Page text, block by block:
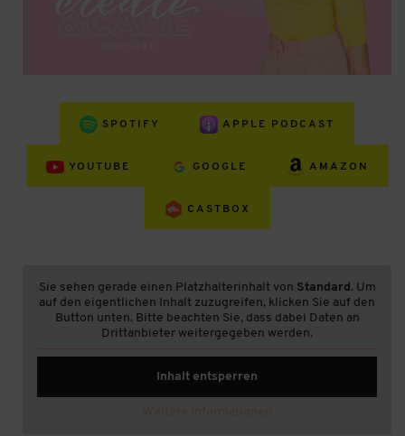
SPOTIFY APPLE PODCAST
YOUTUBE GOOGLE AMAZON
CASTBOX
Sie sehen gerade einen Platzhalterinhalt von Standard . Um
auf den eigentlichen Inhalt zuzugreifen, klicken Sie auf den
Button unten. Bitte beachten Sie, dass dabei Daten an
Drittanbieter weitergegeben werden.
Inhalt entsperren